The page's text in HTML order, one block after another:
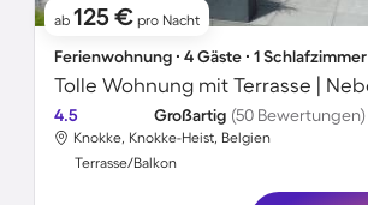
ab 125 € pro Nacht
Ferienwohnung ∙ 4 Gäste ∙ 1 Schlafzimmer
4.5 Großartig (50 Bewertungen)
Knokke, Knokke-Heist, Belgien
Terrasse/Balkon